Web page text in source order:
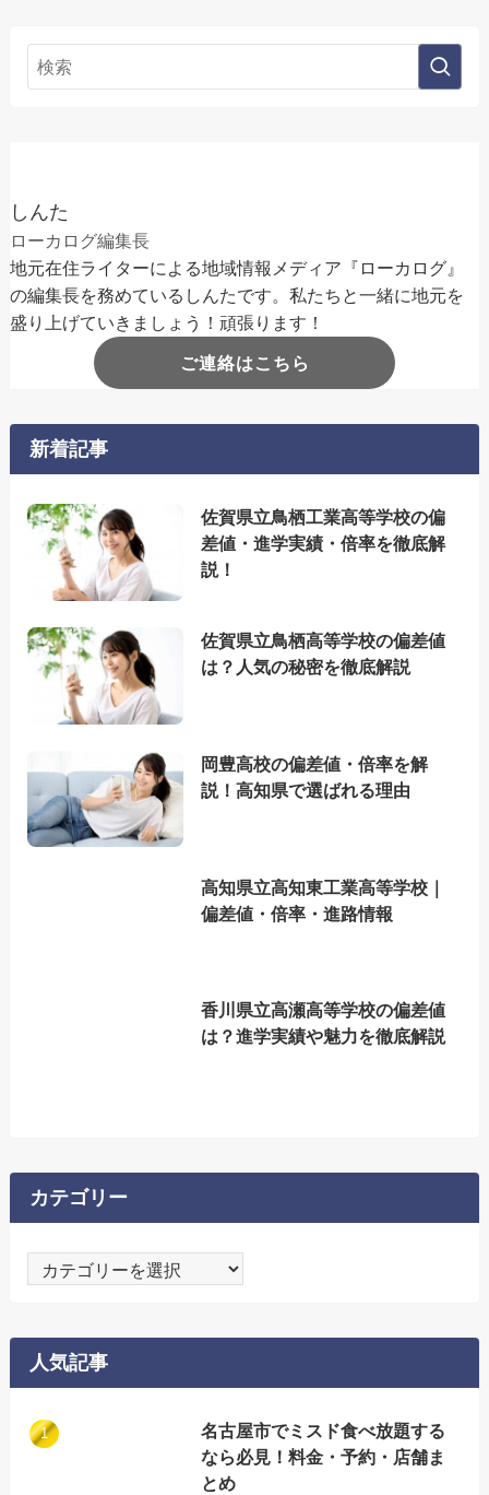
しんた
ローカログ編集長
地元在住ライターによる地域情報メディア『ローカログ』
の編集長を務めているしんたです。私たちと一緒に地元を
盛り上げていきましょう！頑張ります！
ご連絡はこちら
新着記事
佐賀県立鳥栖工業高等学校の偏
差値・進学実績・倍率を徹底解
説！
佐賀県立鳥栖高等学校の偏差値
は？人気の秘密を徹底解説
岡豊高校の偏差値・倍率を解
説！高知県で選ばれる理由
高知県立高知東工業高等学校｜
偏差値・倍率・進路情報
香川県立高瀬高等学校の偏差値
は？進学実績や魅力を徹底解説
カテゴリー
テ
ー
人気記事
名古屋市でミスド食べ放題する
なら必見！料金・予約・店舗ま
とめ